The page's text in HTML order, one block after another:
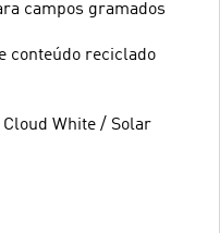
campos gramados
conteúdo reciclado
White / Solar